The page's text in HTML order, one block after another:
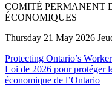
COMITÉ PERMANENT
ÉCONOMIQUES
Thursday 21 May 2026
Protecting Ontario’s
Loi de 2026 pour protéger
économique de l’Ontario